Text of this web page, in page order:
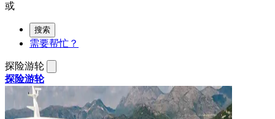
或
搜索
需要帮忙？
探险游轮
探险游轮